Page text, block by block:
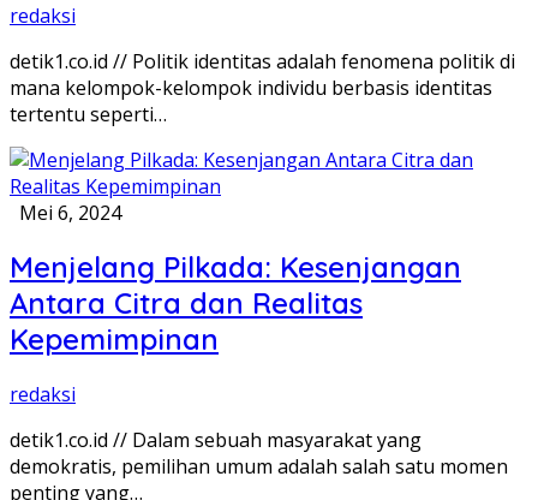
redaksi
detik1.co.id // Politik identitas adalah fenomena politik di
mana kelompok-kelompok individu berbasis identitas
tertentu seperti…
Mei 6, 2024
Menjelang Pilkada: Kesenjangan
Antara Citra dan Realitas
Kepemimpinan
redaksi
detik1.co.id // Dalam sebuah masyarakat yang
demokratis, pemilihan umum adalah salah satu momen
penting yang…